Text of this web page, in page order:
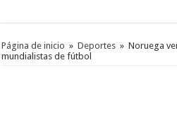
Página de inicio » Deportes » Noruega
mundialistas de fútbol